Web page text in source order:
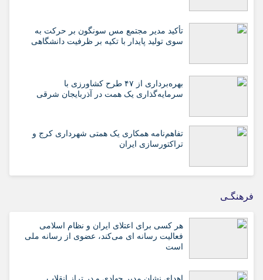
تأکید مدیر مجتمع مس سونگون بر حرکت به
سوی تولید پایدار با تکیه بر ظرفیت دانشگاهی
بهره‌برداری از ۴۷ طرح کشاورزی با
سرمایه‌گذاری یک همت در آذربایجان شرقی
تفاهم‌نامه همکاری یک همتی شهرداری کرج و
تراکتورسازی ایران
فرهنگـی
هر کسی برای اعتلای ایران و نظام اسلامی
فعالیت رسانه ای می‌کند، عضوی از رسانه ملی
است